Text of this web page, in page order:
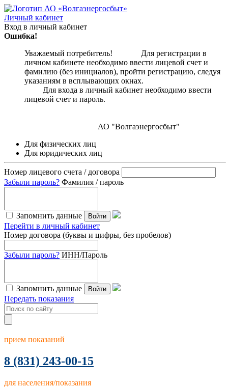
Личный кабинет
Вход в личный кабинет
Ошибка!
Уважаемый потребитель! Для регистрации в
личном кабинете необходимо ввести лицевой счет и
фамилию (без инициалов), пройти регистрацию, следуя
указаниям в всплывающих окнах.
Для входа в личный кабинет необходимо ввести
лицевой счет и пароль.
АО "Волгаэнергосбыт"
Для физических лиц
Для юридических лиц
Номер лицевого счета / договора
Забыли пароль? Фамилия / пароль
Запомнить данные Войти
Перейти в личный кабинет
Номер договора (буквы и цифры, без пробелов)
Забыли пароль? ИНН/Пароль
Запомнить данные Войти
Передать показания
прием показаний
8 (831) 243-00-15
для населения/показания